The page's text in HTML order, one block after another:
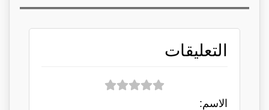
التعليقات
الاسم: